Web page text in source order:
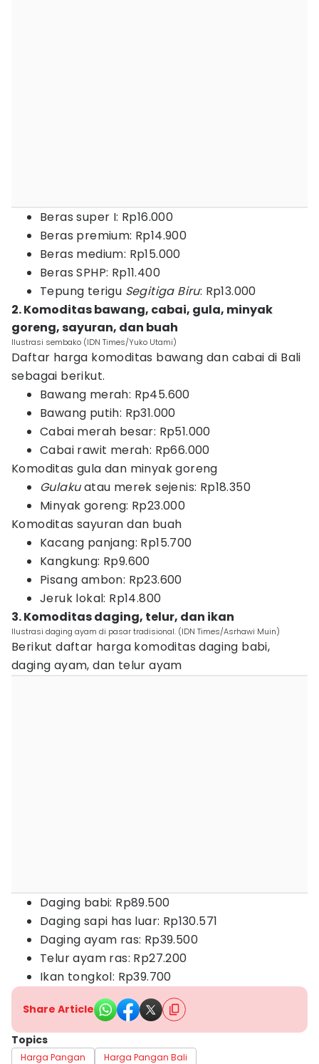
Beras super I: Rp16.000
Beras premium: Rp14.900
Beras medium: Rp15.000
Beras SPHP: Rp11.400
Tepung terigu Segitiga Biru: Rp13.000
2. Komoditas bawang, cabai, gula, minyak
goreng, sayuran, dan buah
Ilustrasi sembako (IDN Times/Yuko Utami)
Daftar harga komoditas bawang dan cabai di Bali
sebagai berikut.
Bawang merah: Rp45.600
Bawang putih: Rp31.000
Cabai merah besar: Rp51.000
Cabai rawit merah: Rp66.000
Komoditas gula dan minyak goreng
Gulakuatau merek sejenis: Rp18.350
Minyak goreng: Rp23.000
Komoditas sayuran dan buah
Kacang panjang: Rp15.700
Kangkung: Rp9.600
Pisang ambon: Rp23.600
Jeruk lokal: Rp14.800
3. Komoditas daging, telur, dan ikan
Ilustrasi daging ayam di pasar tradisional. (IDN Times/Asrhawi Muin)
Berikut daftar harga komoditas daging babi,
daging ayam, dan telur ayam
Daging babi: Rp89.500
Daging sapi has luar: Rp130.571
Daging ayam ras: Rp39.500
Telur ayam ras: Rp27.200
Ikan tongkol: Rp39.700
Share Article
Topics
Harga Pangan
Harga Pangan Bali